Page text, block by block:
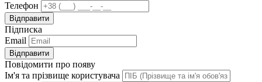
Телефон
Відправити
Підписка
Email
Відправити
Повідомити про появу
Ім'я та прізвище користувача